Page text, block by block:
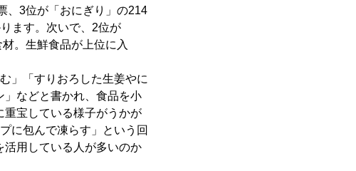
、3位が「おにぎり」の214
ます。次いで、2位が
。生鮮食品が上位に入
」「すりおろした生姜やに
」などと書かれ、食品を小
宝している様子がうかが
に包んで凍らす」という回
用している人が多いのか